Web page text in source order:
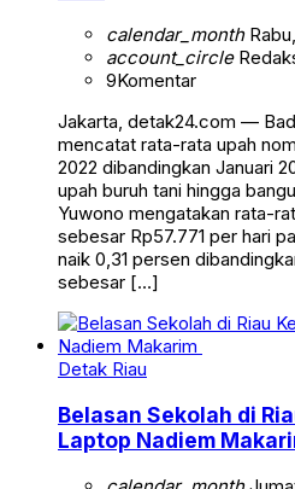
calendar_month
account_circle
9Komentar
Jakarta, detak24.com —
mencatat rata-rata upah
2022 dibandingkan Januari
upah buruh tani hingga
Yuwono mengatakan rata-
sebesar Rp57.771 per hari
naik 0,31 persen
sebesar […]
Detak Riau
Belasan Sekolah di
Laptop Nadiem